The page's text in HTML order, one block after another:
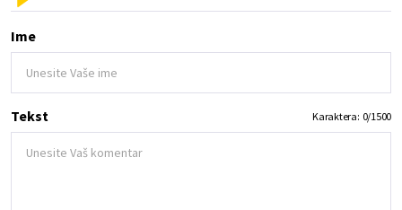
Ime
Tekst Karaktera: 0/1500